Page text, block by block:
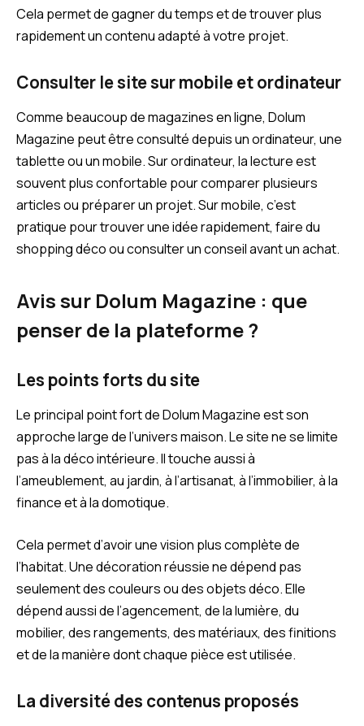
Cela permet de gagner du temps et de trouver plus
rapidement un contenu adapté à votre projet.
Consulter le site sur mobile et ordinateur
Comme beaucoup de magazines en ligne, Dolum
Magazine peut être consulté depuis un ordinateur, une
tablette ou un mobile. Sur ordinateur, la lecture est
souvent plus confortable pour comparer plusieurs
articles ou préparer un projet. Sur mobile, c’est
pratique pour trouver une idée rapidement, faire du
shopping déco ou consulter un conseil avant un achat.
Avis sur Dolum Magazine : que
penser de la plateforme ?
Les points forts du site
Le principal point fort de Dolum Magazine est son
approche large de l’univers maison. Le site ne se limite
pas à la déco intérieure. Il touche aussi à
l’ameublement, au jardin, à l’artisanat, à l’immobilier, à la
finance et à la domotique.
Cela permet d’avoir une vision plus complète de
l’habitat. Une décoration réussie ne dépend pas
seulement des couleurs ou des objets déco. Elle
dépend aussi de l’agencement, de la lumière, du
mobilier, des rangements, des matériaux, des finitions
et de la manière dont chaque pièce est utilisée.
La diversité des contenus proposés